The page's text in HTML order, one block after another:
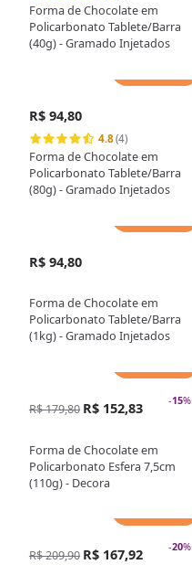
Forma de Chocolate em
Policarbonato Tablete/Barra
(40g) - Gramado Injetados
R$ 94,80
4.8(4)
Forma de Chocolate em
Policarbonato Tablete/Barra
(80g) - Gramado Injetados
R$ 94,80
Forma de Chocolate em
Policarbonato Tablete/Barra
(1kg) - Gramado Injetados
-15%
R$ 179,80 R$ 152,83
Forma de Chocolate em
Policarbonato Esfera 7,5cm
(110g) - Decora
-20%
R$ 209,90 R$ 167,92